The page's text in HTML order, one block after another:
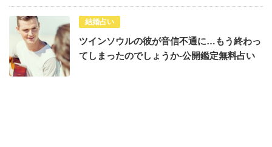
結婚占い
ツインソウルの彼が音信不通に…もう終わっ
てしまったのでしょうか-公開鑑定無料占い